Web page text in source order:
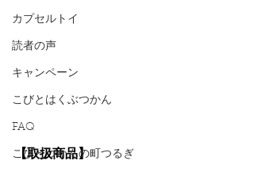
カプセルトイ
読者の声
キャンペーン
こびとはくぶつかん
FAQ
こびとづかんの町つるぎ
【取扱商品】